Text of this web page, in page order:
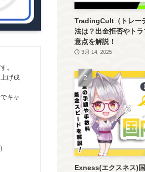
。
げ成
キャ
TradingCult（トレー
法は？出金拒否やト
意点を解説！
3月 14, 2025
Exness(エクスネス)